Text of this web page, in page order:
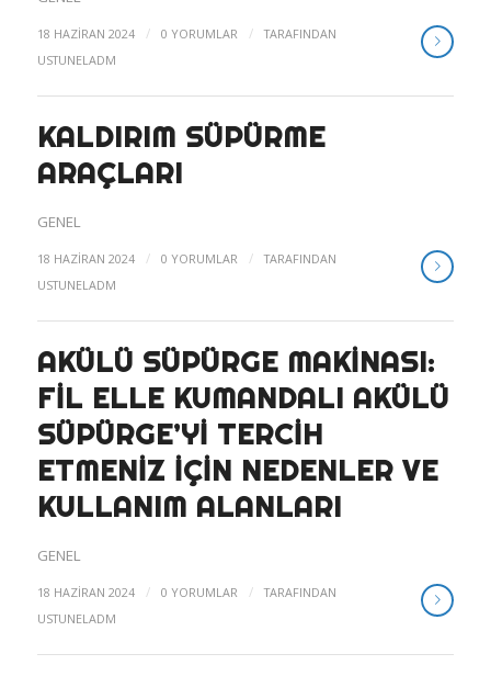
18 HAZIRAN 2024 / 0 YORUMLAR /
TARAFINDAN
USTUNELADM
KALDIRIM SÜPÜRME
ARAÇLARI
GENEL
18 HAZIRAN 2024 / 0 YORUMLAR /
TARAFINDAN
USTUNELADM
AKÜLÜ SÜPÜRGE MAKINASI:
FIL ELLE KUMANDALI AKÜLÜ
SÜPÜRGE’YI TERCIH
ETMENIZ İÇIN NEDENLER VE
KULLANIM ALANLARI
GENEL
18 HAZIRAN 2024 / 0 YORUMLAR /
TARAFINDAN
USTUNELADM